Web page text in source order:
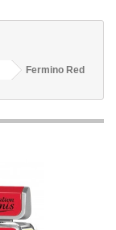
Fermino Red